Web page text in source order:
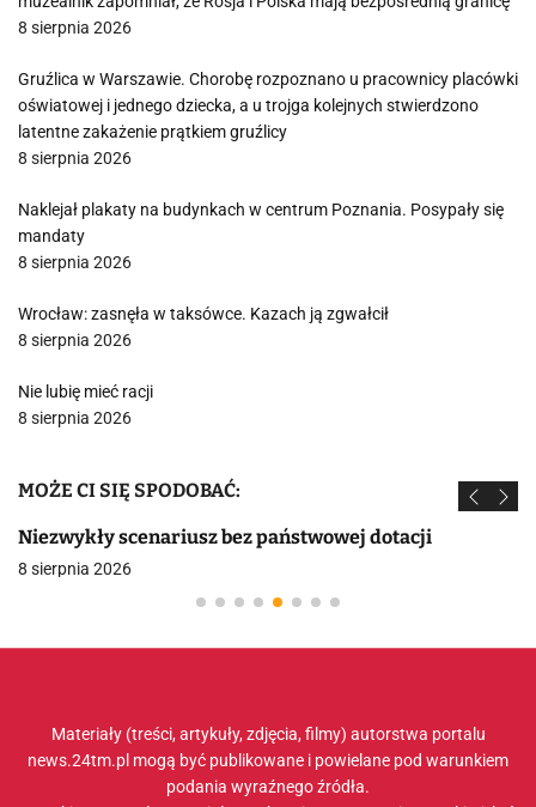
8 sierpnia 2026
Gruźlica w Warszawie. Chorobę rozpoznano u pracownicy placówki
oświatowej i jednego dziecka, a u trojga kolejnych stwierdzono
latentne zakażenie prątkiem gruźlicy
8 sierpnia 2026
Naklejał plakaty na budynkach w centrum Poznania. Posypały się
mandaty
8 sierpnia 2026
Wrocław: zasnęła w taksówce. Kazach ją zgwałcił
8 sierpnia 2026
Nie lubię mieć racji
8 sierpnia 2026
MOŻE CI SIĘ SPODOBAĆ:
Niezwykły scenariusz bez państwowej dotacji
8 sierpnia 2026
Materiały (treści, artykuły, zdjęcia, filmy) autorstwa portalu
news.24tm.pl mogą być publikowane i powielane pod warunkiem
podania wyraźnego źródła.